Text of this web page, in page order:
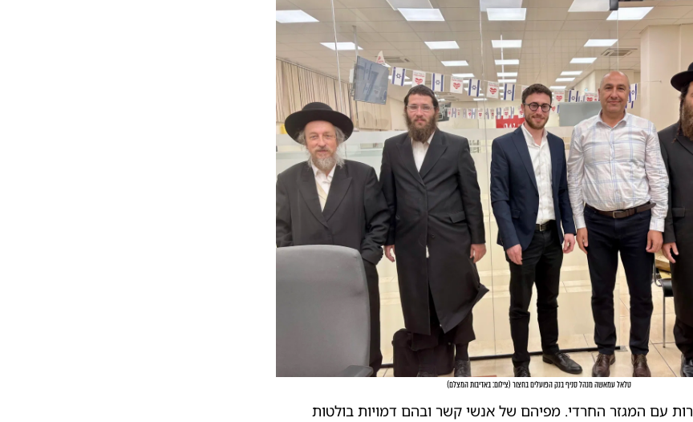
טלאל עמאשה מנהל סניף בנק הפועלים בחצור (צילום: באדיבות המצלם)
עם המגזר החרדי. מפיהם של אנשי קשר ובהם דמויות בולטות